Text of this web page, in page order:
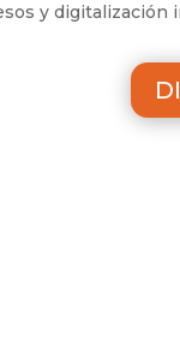
y digitalización